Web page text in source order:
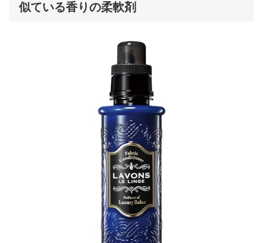
似ている香りの柔軟剤